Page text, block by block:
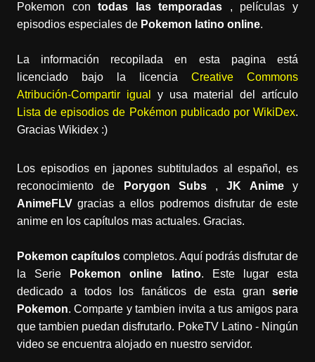
Pokemon contodas las temporadas , películas y
episodios especiales de Pokemon latino online.
La información recopilada en esta pagina está
licenciado bajo la licenciaCreative Commons
Atribución-Compartir igual
y usa material del artículo
Lista de episodios de Pokémon publicado por WikiDex.
Gracias Wikidex :)
Los episodios en japones subtitulados al español, es
reconocimiento de
Porygon Subs,JK Animey
AnimeFLVgracias a ellos podremos disfrutar de este
anime en los capítulos mas actuales. Gracias.
Pokemon capítuloscompletos. Aquí podrás disfrutar de
la Serie
Pokemon online latino. Este lugar esta
dedicado a todos los fanáticos de esta granserie
Pokemon. Comparte y tambien invita a tus amigos para
que tambien puedan disfrutarlo. PokeTV Latino - Ningún
video se encuentra alojado en nuestro servidor.